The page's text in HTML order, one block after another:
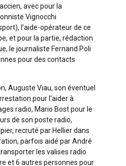
avec pour la
Vignocchi
l’aide-opérateur de ce
et pour la partie, rédaction
le journaliste Fernand Poli
pour des contacts
Auguste Viau, son éventuel
pour l’aider à
radio, Mario Bost pour le
de son poste radio,
recruté par Hellier dans
parfois aidé par André
les valises radio
et 6 autres personnes pour